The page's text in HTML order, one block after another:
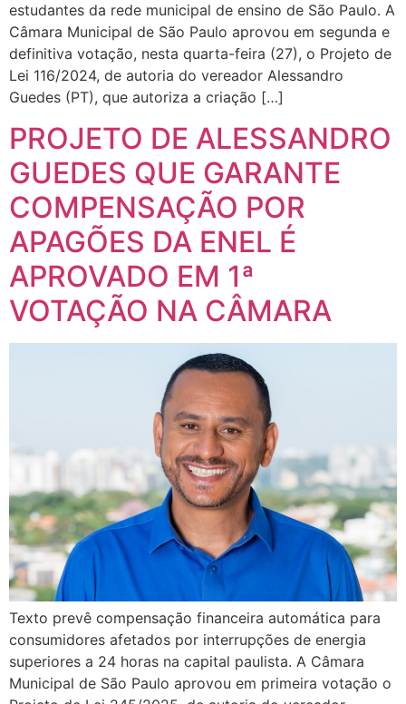
estudantes da rede municipal de ensino de São Paulo. A
Câmara Municipal de São Paulo aprovou em segunda e
definitiva votação, nesta quarta-feira (27), o Projeto de
Lei 116/2024, de autoria do vereador Alessandro
Guedes (PT), que autoriza a criação […]
PROJETO DE ALESSANDRO
GUEDES QUE GARANTE
COMPENSAÇÃO POR
APAGÕES DA ENEL É
APROVADO EM 1ª
VOTAÇÃO NA CÂMARA
Texto prevê compensação financeira automática para
consumidores afetados por interrupções de energia
superiores a 24 horas na capital paulista. A Câmara
Municipal de São Paulo aprovou em primeira votação o